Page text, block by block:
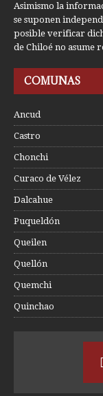
Asimismo la
se suponen
posible verificar
de Chiloé no asume
COMUNAS
Ancud
Castro
Chonchi
Curaco de Vélez
Dalcahue
Puqueldón
Queilen
Quellón
Quemchi
Quinchao